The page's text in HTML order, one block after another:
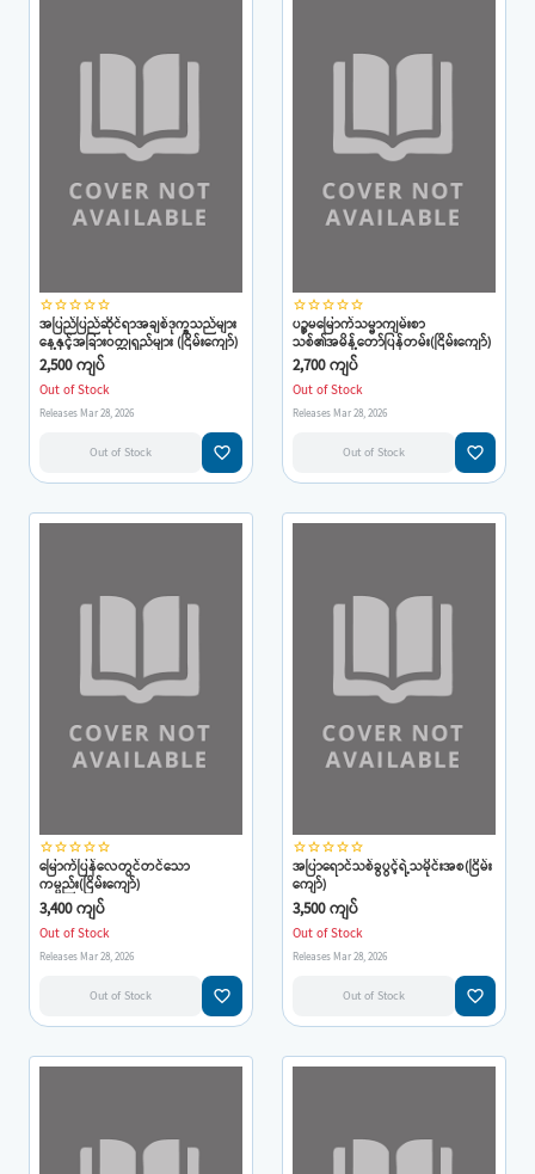
star_borderstar_borderstar_borderstar_borderstar_border
အပြည်ပြည်ဆိုင်ရာအချစ်ဒုက္ခသည်များ
နေ့နှင့်အခြားဝတ္ထုရှည်များ (ငြိမ်းကျော်)
2,500 ကျပ်
Out of Stock
Releases Mar 28, 2026
Out of Stock favorite_border
star_borderstar_borderstar_borderstar_borderstar_border
ပဉ္စမမြောက်သမ္မာကျမ်းစာ
သစ်၏အမိန့်တော်ပြန်တမ်း(ငြိမ်းကျော်)
2,700 ကျပ်
Out of Stock
Releases Mar 28, 2026
Out of Stock favorite_border
star_borderstar_borderstar_borderstar_borderstar_border
မြောက်ပြန်လေတွင်တင်သော
ကမ္ပည်း(ငြိမ်းကျော်)
3,400 ကျပ်
Out of Stock
Releases Mar 28, 2026
Out of Stock favorite_border
star_borderstar_borderstar_borderstar_borderstar_border
အပြာရောင်သစ်ခွပွင့်ရဲ့သမိုင်းအစ(ငြိမ်း
ကျော်)
3,500 ကျပ်
Out of Stock
Releases Mar 28, 2026
Out of Stock favorite_border